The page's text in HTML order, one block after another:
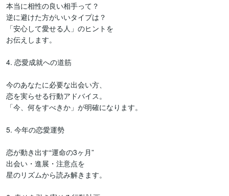
本当に相性の良い相手って？
逆に避けた方がいいタイプは？
「安心して愛せる人」のヒントを
お伝えします。
4. 恋愛成就への道筋
今のあなたに必要な出会い方、
恋を実らせる行動アドバイス。
「今、何をすべきか」が明確になります。
5. 今年の恋愛運勢
恋が動き出す“運命の3ヶ月”
出会い・進展・注意点を
星のリズムから読み解きます。